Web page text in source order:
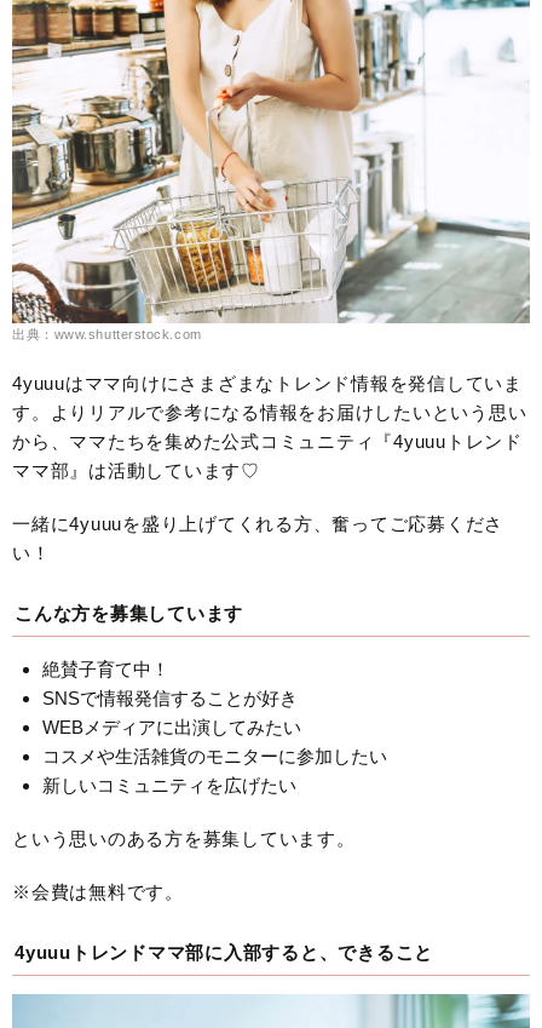
出典：www.shutterstock.com
4yuuuはママ向けにさまざまなトレンド情報を発信していま
す。よりリアルで参考になる情報をお届けしたいという思い
から、ママたちを集めた公式コミュニティ『4yuuuトレンド
ママ部』は活動しています♡
一緒に4yuuuを盛り上げてくれる方、奮ってご応募くださ
い！
こんな方を募集しています
絶賛子育て中！
SNSで情報発信することが好き
WEBメディアに出演してみたい
コスメや生活雑貨のモニターに参加したい
新しいコミュニティを広げたい
という思いのある方を募集しています。
※会費は無料です。
4yuuuトレンドママ部に入部すると、できること